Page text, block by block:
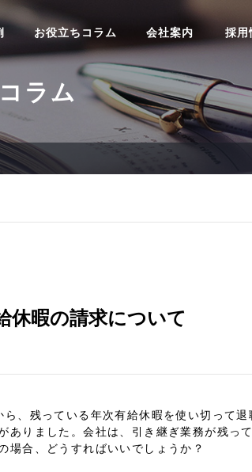
お役立ちコラム 会社案内 採用
ラム
休暇の請求について
、残っている年次有給休暇を使い切って退
ありました。会社は、引き継ぎ業務が残っ
場合、どうすればいいでしょうか？